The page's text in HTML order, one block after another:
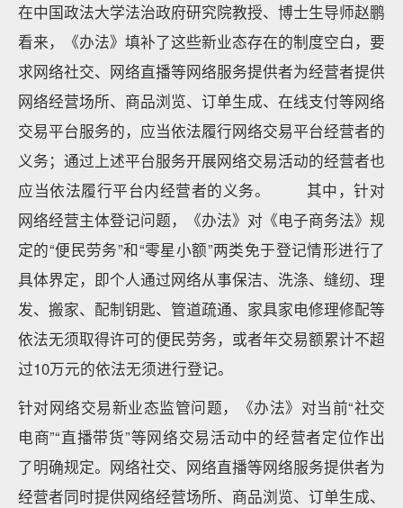
在中国政法大学法治政府研究院教授、博士生导师赵鹏
看来，《办法》填补了这些新业态存在的制度空白，要
求网络社交、网络直播等网络服务提供者为经营者提供
网络经营场所、商品浏览、订单生成、在线支付等网络
交易平台服务的，应当依法履行网络交易平台经营者的
义务；通过上述平台服务开展网络交易活动的经营者也
应当依法履行平台内经营者的义务。 其中，针对
网络经营主体登记问题，《办法》对《电子商务法》规
定的“便民劳务”和“零星小额”两类免于登记情形进行了
具体界定，即个人通过网络从事保洁、洗涤、缝纫、理
发、搬家、配制钥匙、管道疏通、家具家电修理修配等
依法无须取得许可的便民劳务，或者年交易额累计不超
过10万元的依法无须进行登记。
针对网络交易新业态监管问题，《办法》对当前“社交
电商”“直播带货”等网络交易活动中的经营者定位作出
了明确规定。网络社交、网络直播等网络服务提供者为
经营者同时提供网络经营场所、商品浏览、订单生成、